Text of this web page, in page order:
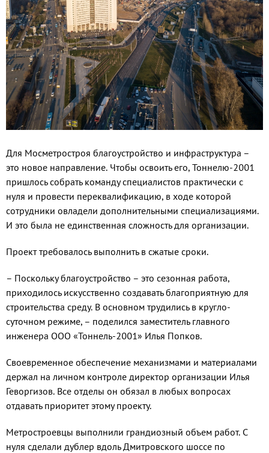
Для Мосметростроя благоу­стройство и инфраструкту­ра –
это новое направление. Чтобы освоить его, Тоннелю-2001
пришлось собрать команду специ­алистов практически с
нуля и про­вести переквалификацию, в ходе которой
сотрудники овладели до­полнительными специализациями.
И это была не единственная слож­ность для организации.
Проект требовалось выпол­нить в сжатые сроки.
– Поскольку благоустройство – это сезонная работа,
приходилось искусственно создавать благопри­ятную для
строительства среду. В основном трудились в кругло­
суточном режиме, – поделился заместитель главного
инженера ООО «Тоннель-2001» Илья Попков.
Своевременное обеспечение механизмами и материалами
дер­жал на личном контроле дирек­тор организации Илья
Геворги­зов. Все отделы он обязал в любых вопросах
отдавать приоритет это­му проекту.
Метростроевцы выполнили грандиозный объем работ. С
нуля сделали дублер вдоль Дмитровско­го шоссе по